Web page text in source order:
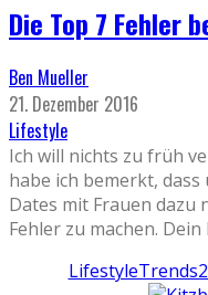
Die Top 7 Fehler
Ben Mueller
21. Dezember 2016
Lifestyle
Ich will nichts zu früh
habe ich bemerkt,
Dates mit Frauen dazu
Fehler zu machen.